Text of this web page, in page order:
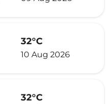
32°C
10 Aug 2026
32°C